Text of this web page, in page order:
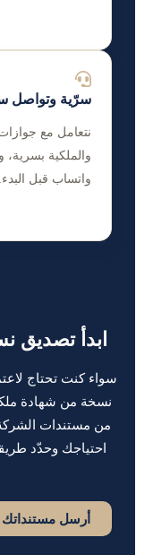
سرّية وتواصل
نتعامل مع
والملكية بسرية،
واتساب قبل البدء.
ابدأ تصديق
سواء كنت تحتاج
نسخة من شهادة
من مستندات
احتياجك وحدّد
أرسل